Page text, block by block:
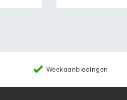
Weekaanbiedingen